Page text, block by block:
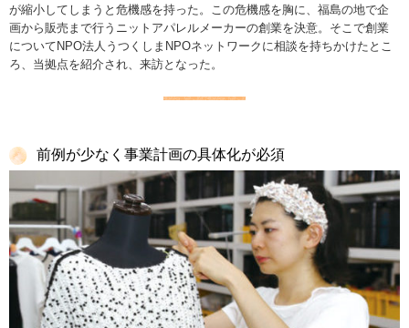
が縮小してしまうと危機感を持った。この危機感を胸に、福島の地で企
画から販売まで行うニットアパレルメーカーの創業を決意。そこで創業
についてNPO法人うつくしまNPOネットワークに相談を持ちかけたとこ
ろ、当拠点を紹介され、来訪となった。
前例が少なく事業計画の具体化が必須